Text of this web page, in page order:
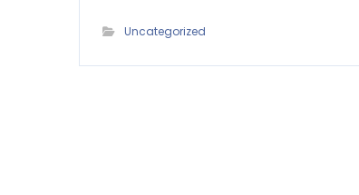
Uncategorized